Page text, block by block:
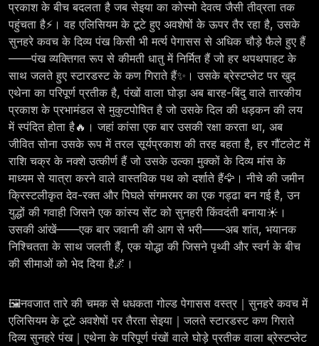
प्रकाश के बीच बदलता है जब सेइया का कोस्मो देवत्व जैसी तीव्रता तक
पहुंचता है⚡। वह एलिसियम के टूटे हुए अवशेषों के ऊपर तैर रहा है, उसके
सुनहरे कवच के दिव्य पंख किसी भी मर्त्य पेगासस से अधिक चौड़े फैले हुए हैं
——पंख व्यक्तिगत रूप से कीमती धातु में निर्मित हैं जो हर थपथपाहट के
साथ जलते हुए स्टारडस्ट के कण गिराते हैं✨। उसके ब्रेस्टप्लेट पर खुद
एथेना का परिपूर्ण प्रतीक है, पंखों वाला घोड़ा अब बारह-बिंदु वाले तारकीय
प्रकाश के प्रभामंडल से मुकुटपोषित है जो उसके दिल की धड़कन की लय
में स्पंदित होता है🔥। जहां कांसा एक बार उसकी रक्षा करता था, अब
जीवित सोना उसके रूप में तरल सूर्यप्रकाश की तरह बहता है, हर गौंटलेट में
राशि चक्र के नक्शे उत्कीर्ण हैं जो उसके उल्का मुक्कों के दिव्य मांस के
माध्यम से यात्रा करने वाले वास्तविक पथ को दर्शाते हैं🦅। नीचे की जमीन
क्रिस्टलीकृत देव-रक्त और पिघले संगमरमर का एक गड्ढा बन गई है, उन
युद्धों की गवाही जिसने एक कांस्य सेंट को सुनहरी किंवदंती बनाया☀️।
उसकी आंखें——एक बार जवानी की आग से भरी——अब शांत, भयानक
निश्चितता के साथ जलती हैं, एक योद्धा की जिसने पृथ्वी और स्वर्ग के बीच
की सीमाओं को भेद दिया है🌌।
🖼️नवजात तारे की चमक से धधकता गोल्ड पेगासस वस्त्र｜सुनहरे कवच में
एलिसियम के टूटे अवशेषों पर तैरता सेइया｜जलते स्टारडस्ट कण गिराते
दिव्य सुनहरे पंख｜एथेना के परिपूर्ण पंखों वाले घोड़े प्रतीक वाला ब्रेस्टप्लेट